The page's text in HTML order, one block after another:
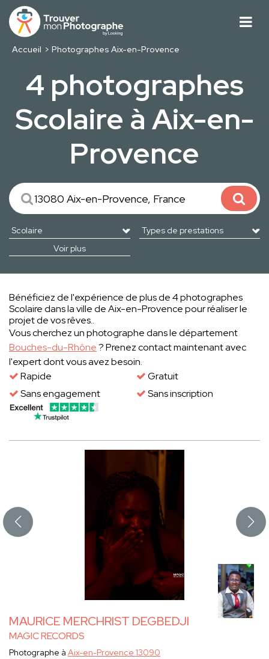
Accueil Photographes Aix-en-Provence
4 photographes
Scolaire à Aix-en-
Provence
Voir plus
Bénéficiez de l'expérience de plus de 4 photographes
Scolaire dans la ville de Aix-en-Provence pour réaliser le
projet de vos rêves..
Vous cherchez un photographe dans le département
Bouches-du-Rhône? Prenez contact maintenant avec
l'expert dont vous avez besoin.
Rapide
Gratuit
Sans engagement
Sans inscription
MAURICE MERCHRIST DEGBEDJI
MAGIC RECORDS
Photographe à Aix-en-Provence 13090